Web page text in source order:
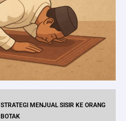
STRATEGI MENJUAL SISIR KE ORANG
BOTAK